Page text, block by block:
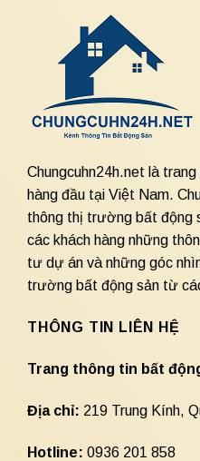
Chungcuhn24h.net là
hàng đầu tại Việt Nam.
thông thị trường bất động
các khách hàng những
tư dự án và những góc
trường bất động sản từ
THÔNG TIN LIÊN HỆ
Trang thông tin bất
Địa chỉ: 219 Trung Kính,
Hotline: 0936 201 858